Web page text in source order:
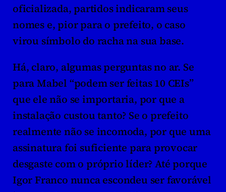
oficializada, partidos indicaram seus
nomes e, pior para o prefeito, o caso
virou símbolo do racha na sua base.
Há, claro, algumas perguntas no ar. Se
para Mabel “podem ser feitas 10 CEIs”
que ele não se importaria, por que a
instalação custou tanto? Se o prefeito
realmente não se incomoda, por que uma
assinatura foi suficiente para provocar
desgaste com o próprio líder? Até porque
Igor Franco nunca escondeu ser favorável